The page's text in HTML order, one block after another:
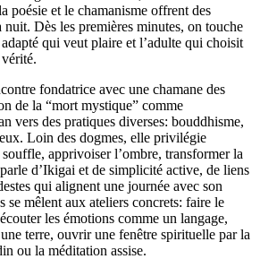
poésie et le chamanisme offrent des
nuit. Dès les premières minutes, on touche
qui veut plaire et l’adulte qui choisit
fondatrice avec une chamane des
de la “mort mystique” comme
vers des pratiques diverses: bouddhisme,
Loin des dogmes, elle privilégie
apprivoiser l’ombre, transformer la
d’Ikigai et de simplicité active, de liens
qui alignent une journée avec son
se mêlent aux ateliers concrets: faire le
les émotions comme un langage,
terre, ouvrir une fenêtre spirituelle par la
ou la méditation assise.